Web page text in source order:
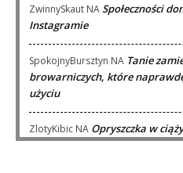
ZwinnySkaut NASpołeczności
Instagramie
SpokojnyBursztyn NA Tanie
browarniczych, które
użyciu
ZlotyKibic NA Opryszczka w ciąży